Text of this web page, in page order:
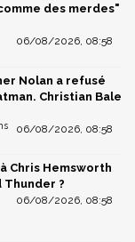
des merdes"
06/08/2026, 08:58
Nolan a refusé
Christian Bale
06/08/2026, 08:58
Chris Hemsworth
Thunder ?
06/08/2026, 08:58